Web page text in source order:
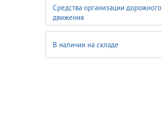
Средства организации дорожного
движения
В наличии на складе